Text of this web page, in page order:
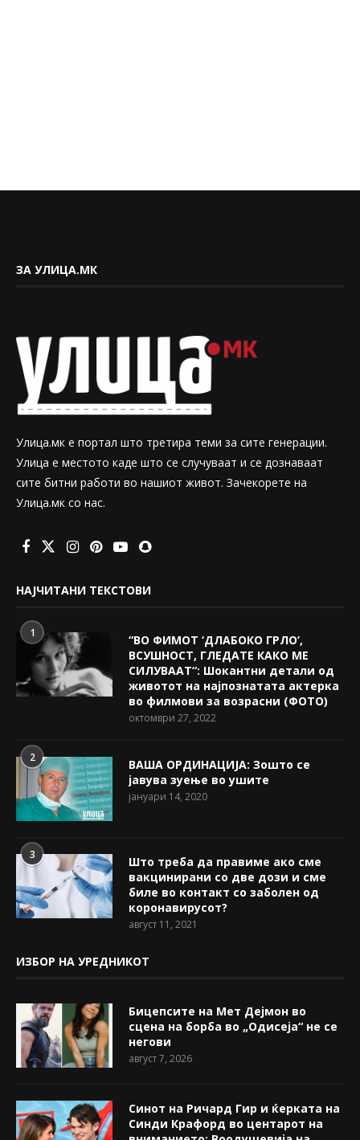
ЗА УЛИЦА.МК
Улица.мк е портал што третира теми за сите генерации.
Улица е местото каде што се случуваат и се дознаваат
сите битни работи во нашиот живот. Зачекорете на
Улица.мк со нас.
НАЈЧИТАНИ ТЕКСТОВИ
1
“ВО ФИМОТ ‘ДЛАБОКО ГРЛО’,
ВСУШНОСТ, ГЛЕДАТЕ КАКО МЕ
СИЛУВААТ“: Шокантни детали од
животот на најпознатата актерка
во филмови за возрасни (ФОТО)
октомври 27, 2022
2
ВАША ОРДИНАЦИЈА: Зошто се
јавува зуење во ушите
јануари 14, 2020
3
Што треба да правиме ако сме
вакцинирани со две дози и сме
биле во контакт со заболен од
коронавирусот?
август 11, 2021
ИЗБОР НА УРЕДНИКОТ
Бицепсите на Мет Дејмон во
сцена на борба во „Одисеја“ не се
негови
август 7, 2026
Синот на Ричард Гир и ќерката на
Синди Крафорд во центарот на